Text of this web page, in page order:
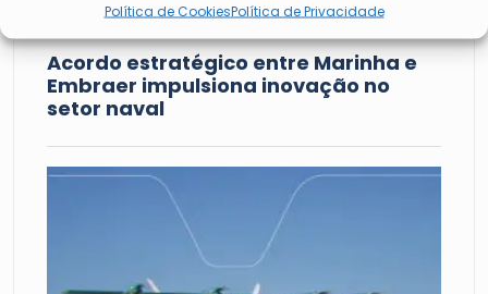
Política de CookiesPolítica de Privacidade